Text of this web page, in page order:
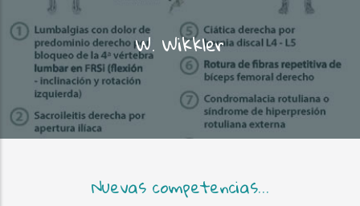
W. Wikkler
Nuevas competencias...